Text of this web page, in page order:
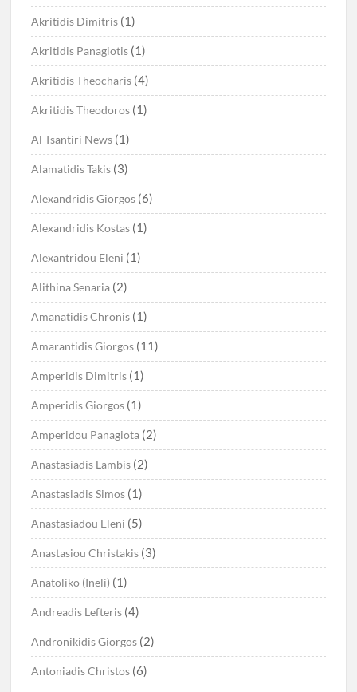
Akritidis Dimitris (1)
Akritidis Panagiotis (1)
Akritidis Theocharis (4)
Akritidis Theodoros (1)
Al Tsantiri News (1)
Alamatidis Takis (3)
Alexandridis Giorgos (6)
Alexandridis Kostas (1)
Alexantridou Eleni (1)
Alithina Senaria (2)
Amanatidis Chronis (1)
Amarantidis Giorgos (11)
Amperidis Dimitris (1)
Amperidis Giorgos (1)
Amperidou Panagiota (2)
Anastasiadis Lambis (2)
Anastasiadis Simos (1)
Anastasiadou Eleni (5)
Anastasiou Christakis (3)
Anatoliko (Ineli) (1)
Andreadis Lefteris (4)
Andronikidis Giorgos (2)
Antoniadis Christos (6)